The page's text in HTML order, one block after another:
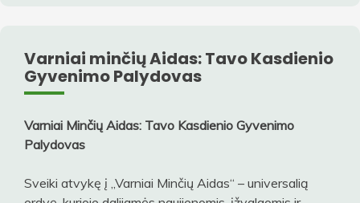
Varniai minčių Aidas: Tavo Kasdienio
Gyvenimo Palydovas
Varniai Minčių Aidas: Tavo Kasdienio Gyvenimo
Palydovas
Sveiki atvykę į „Varniai Minčių Aidas“ – universalią